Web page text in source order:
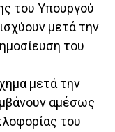
του Υπουργού
μετά την
του
μετά την
αμέσως
του